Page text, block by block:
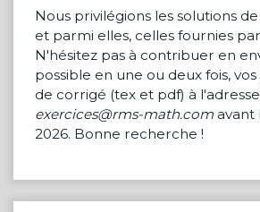
Nous privilégions les solutions
et parmi elles, celles fournies
N'hésitez pas à contribuer en
possible en une ou deux fois,
de corrigé (tex et pdf) à l'adresse
exercices@rms-math.com avant
2026. Bonne recherche !